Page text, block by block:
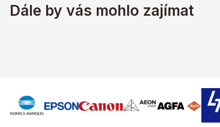
Dále by vás mohlo zajímat